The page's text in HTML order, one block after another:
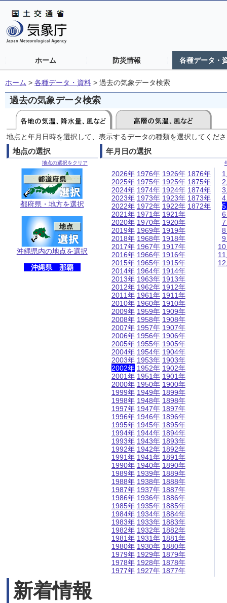
ホーム 防災情報 各種データ・
ホーム > 各種データ・資料 > 過去の気象データ検索
過去の気象データ検索
地点と年月日時を選択して、表示するデータの種類を選択してくだ
地点の選択
地点の選択をクリア
都府県・地方を選択
沖縄県内の地点を選択
沖縄県 那覇
年月日の選択
2026年
2025年
2024年
2023年
2022年
2021年
2020年
2019年
2018年
2017年
2016年
2015年
2014年
2013年
2012年
2011年
2010年
2009年
2008年
2007年
2006年
2005年
2004年
2003年
2002年
2001年
2000年
1999年
1998年
1997年
1996年
1995年
1994年
1993年
1992年
1991年
1990年
1989年
1988年
1987年
1986年
1985年
1984年
1983年
1982年
1981年
1980年
1979年
1978年
1977年
1976年
1975年
1974年
1973年
1972年
1971年
1970年
1969年
1968年
1967年
1966年
1965年
1964年
1963年
1962年
1961年
1960年
1959年
1958年
1957年
1956年
1955年
1954年
1953年
1952年
1951年
1950年
1949年
1948年
1947年
1946年
1945年
1944年
1943年
1942年
1941年
1940年
1939年
1938年
1937年
1936年
1935年
1934年
1933年
1932年
1931年
1930年
1929年
1928年
1927年
1926年
1925年
1924年
1923年
1922年
1921年
1920年
1919年
1918年
1917年
1916年
1915年
1914年
1913年
1912年
1911年
1910年
1909年
1908年
1907年
1906年
1905年
1904年
1903年
1902年
1901年
1900年
1899年
1898年
1897年
1896年
1895年
1894年
1893年
1892年
1891年
1890年
1889年
1888年
1887年
1886年
1885年
1884年
1883年
1882年
1881年
1880年
1879年
1878年
1877年
1876年
1875年
1874年
1873年
1872年
新着情報